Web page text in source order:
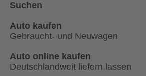
Suchen
Auto kaufen
Gebraucht- und Neuwagen
Auto online kaufen
Deutschlandweit liefern lassen